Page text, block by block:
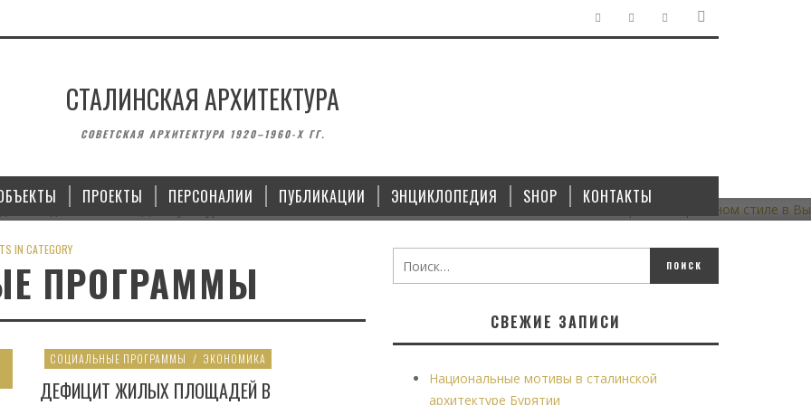
СТАЛИНСКАЯ АРХИТЕКТУРА
СОВЕТСКАЯ АРХИТЕКТУРА 1920–1960-Х ГГ.
ПРОЕКТЫ ПЕРСОНАЛИИ ПУБЛИКАЦИИ ЭНЦИКЛОПЕДИЯ SHOP КОНТАКТЫ
ЗДАНИЯ
КОПЕЙСКЕ
28.10.2021
СТИЛЕ В ВЫКСЕ
18.10.2021
IN CATEGORY
ПРОГРАММЫ
СОЦИАЛЬНЫЕ ПРОГРАММЫ / ЭКОНОМИКА
ДЕФИЦИТ ЖИЛЫХ ПЛОЩАДЕЙ В
СВЕЖИЕ ЗАПИСИ
Национальные мотивы в сталинской
архитектуре Бурятии